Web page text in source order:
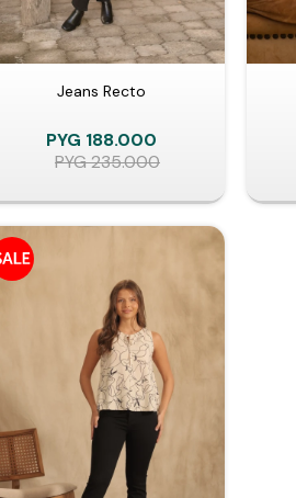
Jeans Recto
PYG 188.000
PYG235.000